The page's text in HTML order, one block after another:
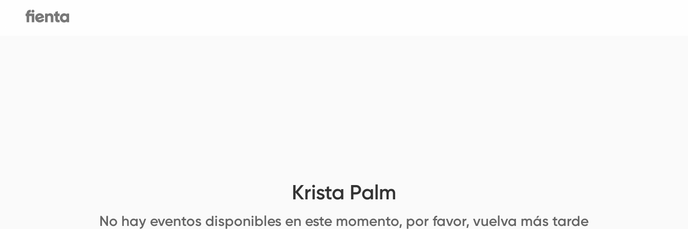
Krista Palm
No hay eventos disponibles en este momento, por favor, vuelva más tarde